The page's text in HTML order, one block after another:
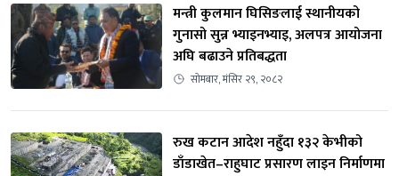
मन्त्री कुलमान घिसिङलाई स्थानीयको
गुनासो सुन्न भ्याइनभ्याइ, अलपत्र आयोजना
अघि बढाउने प्रतिबद्धता
सोमबार, मंसिर २९, २०८२
रुख कटान आदेश नहुँदा १३२ केभीको
डाँडाखेत–राहुघाट प्रसारण लाइन निर्माणमा